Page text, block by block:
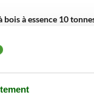
à essence 10
dans la
; cette
des bûches